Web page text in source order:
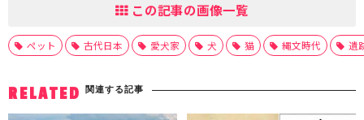
この記事の画像一覧
ペット 古代日本 愛犬家 犬 猫 縄文時代 遺
RELATED 関連する記事